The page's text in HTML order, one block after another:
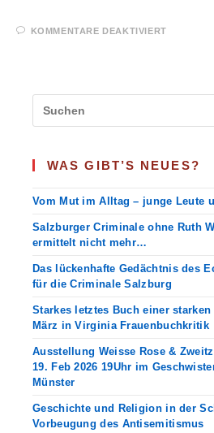
KOMMENTARE DEAKTIVIERTFÜR
WAS GIBT’S NEUES?
Vom Mut im Alltag – junge Leute
Salzburger Criminale ohne Ruth
ermittelt nicht mehr…
Das lückenhafte Gedächtnis des
für die Criminale Salzburg
Starkes letztes Buch einer
März in Virginia Frauenbuchkritik
Ausstellung Weisse Rose &
19. Feb 2026 19Uhr im
Münster
Geschichte und Religion in der
Vorbeugung des Antisemitismus